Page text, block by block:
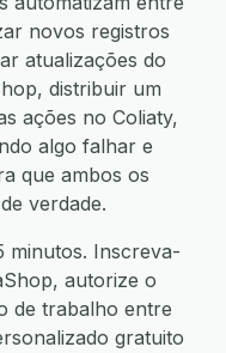
novos registros
atualizações do
distribuir um
ações no Coliaty,
algo falhar e
que ambos os
verdade.
minutos. Inscreva-
autorize o
de trabalho entre
gratuito